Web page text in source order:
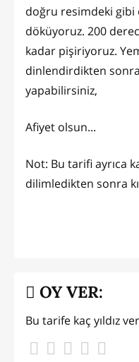
doğru resimdeki gibi
döküyoruz. 200
kadar pişiriyoruz.
dinlendirdikten
yapabilirsiniz,
Afiyet olsun...
Not: Bu tarifi ayrıca
dilimledikten sonra
OY VER:
Bu tarife kaç yıldız